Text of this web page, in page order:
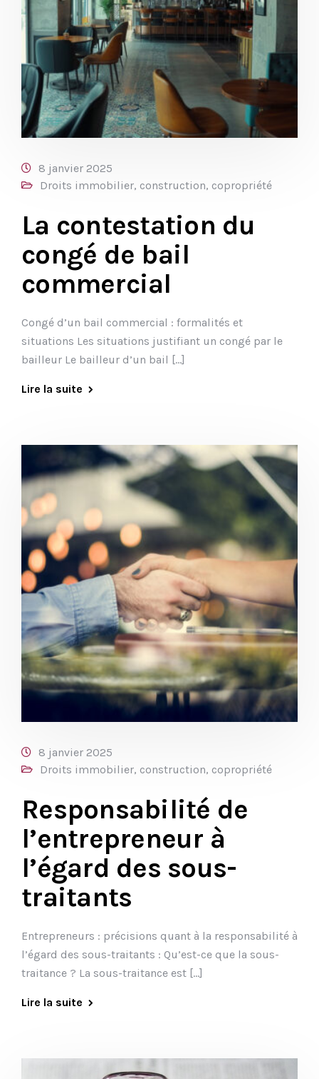
8 janvier 2025
Droits immobilier, construction, copropriété
La contestation du
congé de bail
commercial
Congé d’un bail commercial : formalités et
situations Les situations justifiant un congé par le
bailleur Le bailleur d’un bail […]
Lire la suite
8 janvier 2025
Droits immobilier, construction, copropriété
Responsabilité de
l’entrepreneur à
l’égard des sous-
traitants
Entrepreneurs : précisions quant à la responsabilité à
l’égard des sous-traitants : Qu’est-ce que la sous-
traitance ? La sous-traitance est […]
Lire la suite